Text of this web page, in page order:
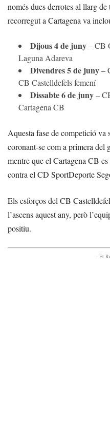
només dues derrotes al llarg
recorregut a Cartagena va
Dijous 4 de juny– CB
Laguna Adareva
Divendres 5 de juny–
CB Castelldefels femení
Dissabte 6 de juny–
Cartagena CB
Aquesta fase de competició va
coronant-se com a primera del
mentre que el Cartagena CB
contra el CD SportDeporte
Els esforços del CB
l’ascens aquest any, però
positiu.
- Et